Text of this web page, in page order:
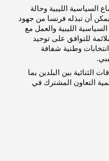
السياسية الليبية وحالة
أن تبذله فرنسا من جهود
الليبية والعمل مع
للتوافق على توحيد
وطنية شفافة
الثنائية بين البلدين بما
التعاون المشترك في